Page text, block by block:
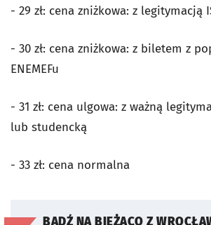
- 29 zł: cena zniżkowa: z legitymacją
- 30 zł: cena zniżkowa: z biletem z
ENEMEFu
- 31 zł: cena ulgowa: z ważną
lub studencką
- 33 zł: cena normalna
BĄDŹ NA BIEŻĄCO Z